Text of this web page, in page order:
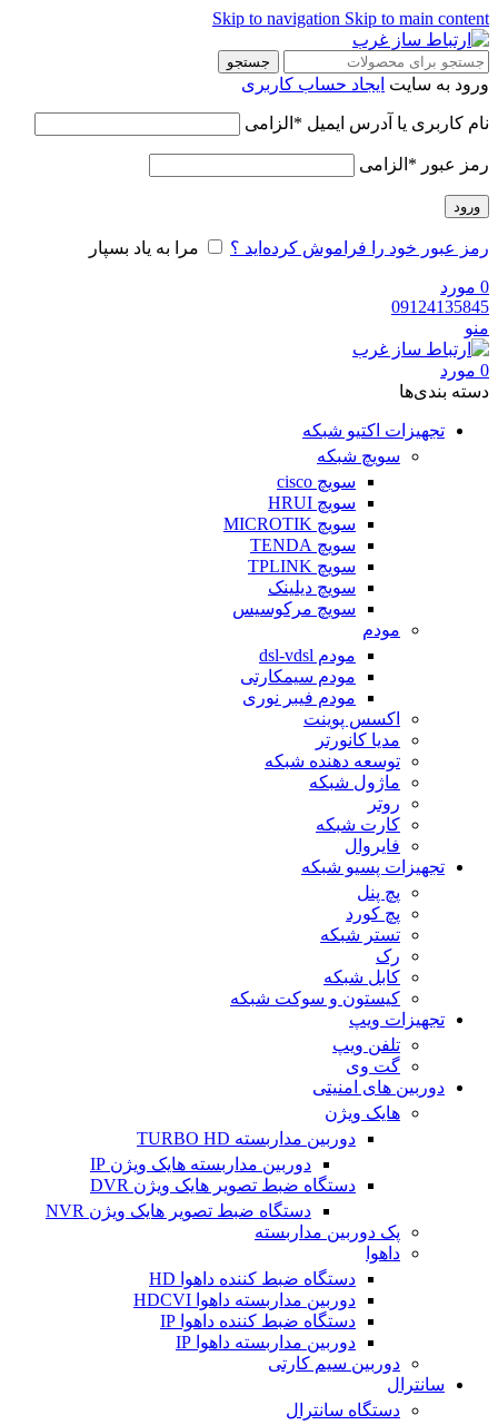
Skip to navigation Skip to main content
جستجو
ورود به سایت ایجاد حساب کاربری
نام کاربری یا آدرس ایمیل * الزامی
رمز عبور * الزامی
ورود
رمز عبور خود را فراموش کرده‌اید ؟ مرا به یاد بسپار
0 مورد
09124135845
منو
0 مورد
دسته‌ بندی‌ها
تجهیزات اکتیو شبکه
سویچ شبکه
سویچ cisco
سویچ HRUI
سویچ MICROTIK
سویچ TENDA
سویچ TPLINK
سویچ دیلینک
سویچ مرکوسیس
مودم
مودم dsl-vdsl
مودم سیمکارتی
مودم فیبر نوری
اکسس پوینت
مدیا کانورتر
توسعه دهنده شبکه
ماژول شبکه
روتر
کارت شبکه
فایروال
تجهیزات پسیو شبکه
پچ پنل
پچ کورد
تستر شبکه
رک
کابل شبکه
کیستون و سوکت شبکه
تجهیزات ویپ
تلفن ویپ
گت وی
دوربین های امنیتی
هایک ویژن
دوربین مداربسته TURBO HD
دوربین مداربسته هایک ویژن IP
دستگاه ضبط تصویر هایک ویژن DVR
دستگاه ضبط تصویر هایک ویژن NVR
پک دوربین مداربسته
داهوا
دستگاه ضبط کننده داهوا HD
دوربین مداربسته داهوا HDCVI
دستگاه ضبط کننده داهوا IP
دوربین مداربسته داهوا IP
دوربین سیم کارتی
سانترال
دستگاه سانترال